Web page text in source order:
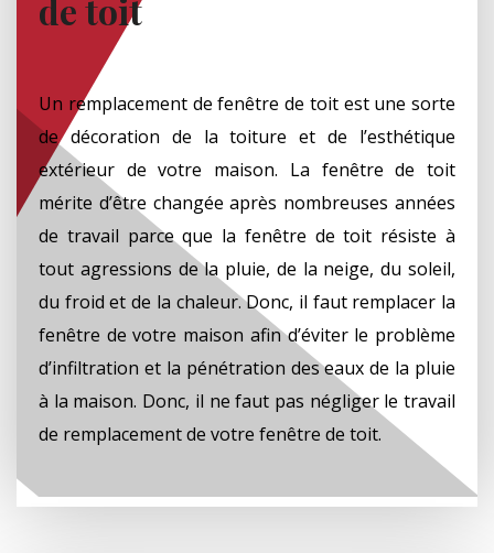
de toit
Un remplacement de fenêtre de toit est une sorte
de décoration de la toiture et de l’esthétique
extérieur de votre maison. La fenêtre de toit
mérite d’être changée après nombreuses années
de travail parce que la fenêtre de toit résiste à
tout agressions de la pluie, de la neige, du soleil,
du froid et de la chaleur. Donc, il faut remplacer la
fenêtre de votre maison afin d’éviter le problème
d’infiltration et la pénétration des eaux de la pluie
à la maison. Donc, il ne faut pas négliger le travail
de remplacement de votre fenêtre de toit.